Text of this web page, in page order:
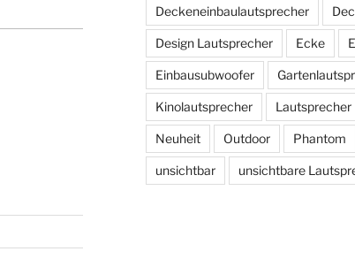
Deckeneinbaulautsprecher
Design Lautsprecher Ecke
Einbausubwoofer
Kinolautsprecher Lautsprecher
Neuheit Outdoor Phantom
unsichtbar unsichtbare